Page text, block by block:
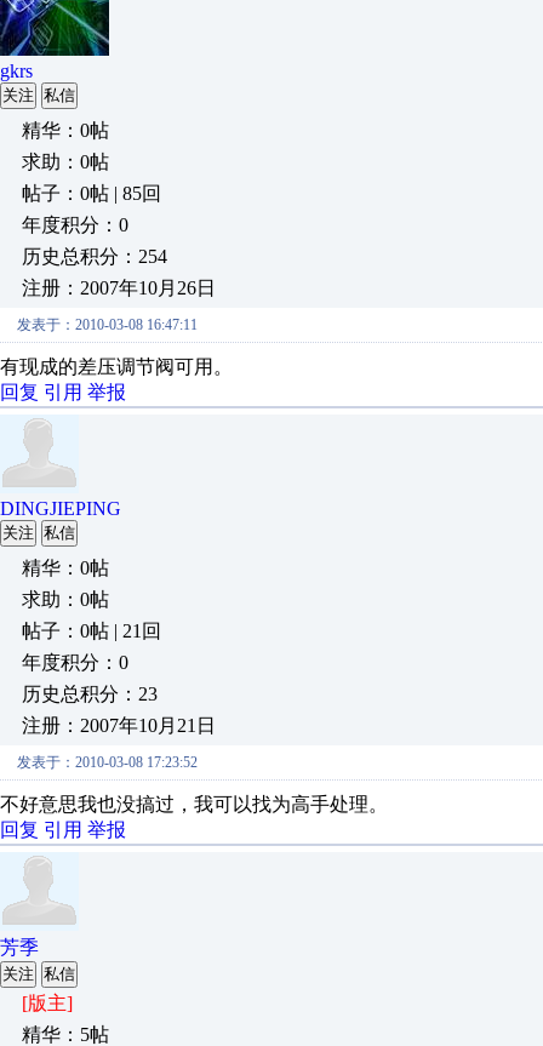
gkrs
关注 私信
精华：0帖
求助：0帖
帖子：0帖 | 85回
年度积分：0
历史总积分：254
注册：2007年10月26日
发表于：2010-03-08 16:47:11
有现成的差压调节阀可用。
回复 引用 举报
DINGJIEPING
关注 私信
精华：0帖
求助：0帖
帖子：0帖 | 21回
年度积分：0
历史总积分：23
注册：2007年10月21日
发表于：2010-03-08 17:23:52
不好意思我也没搞过，我可以找为高手处理。
回复 引用 举报
芳季
关注 私信
[版主]
精华：5帖